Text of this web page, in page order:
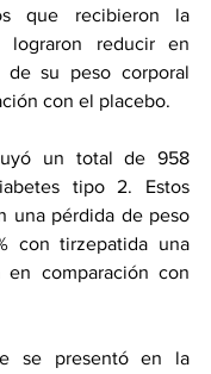
que recibieron la
reducir en
de su peso corporal
con el placebo.
un total de 958
tipo 2. Estos
una pérdida de peso
con tirzepatida una
comparación con
se presentó en la